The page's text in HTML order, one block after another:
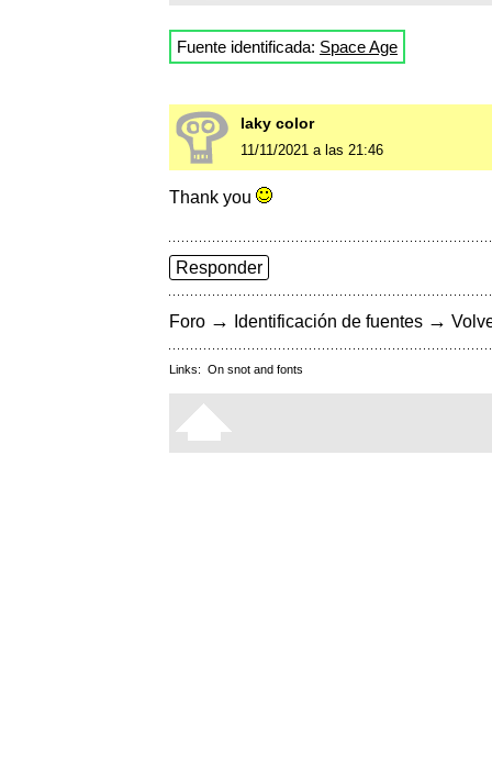
Fuente identificada: Space Age
laky color
11/11/2021 a las 21:46
Thank you
Responder
Foro → Identificación de fuentes →
Links: On snot and fonts